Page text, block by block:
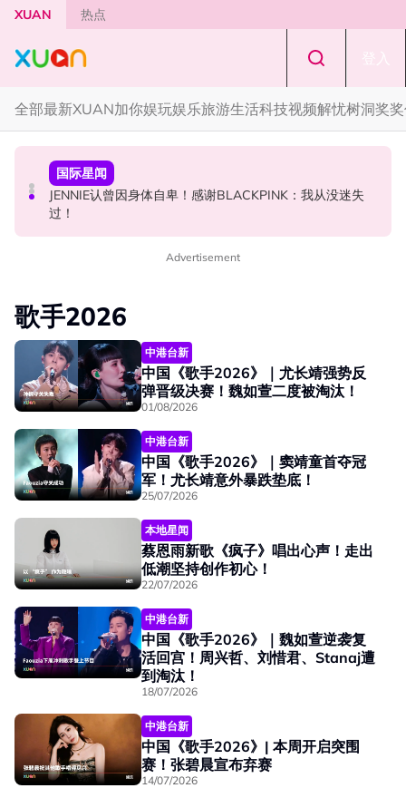
Skip to main content
XUAN 热点
登入
全部最新XUAN加你娱玩娱乐旅游生活科技视频解忧树洞奖
中港台新
网传周杰伦有私生子！杰威尔怒发声明：纯属恶意造谣！
国际星闻
JENNIE认曾因身体自卑！感谢BLACKPINK：我从没迷失
过！
中港台新
高海宁马国明新剧被指抄袭韩剧！女主角患癌造型几乎一
模一样
Advertisement
歌手2026
中港台新
中国《歌手2026》｜尤长靖强势反
弹晋级决赛！魏如萱二度被淘汰！
01/08/2026
中港台新
中国《歌手2026》｜窦靖童首夺冠
军！尤长靖意外暴跌垫底！
25/07/2026
本地星闻
蔡恩雨新歌《疯子》唱出心声！走出
低潮坚持创作初心！
22/07/2026
中港台新
中国《歌手2026》｜魏如萱逆袭复
活回宫！周兴哲、刘惜君、Stanaj遭
到淘汰！
18/07/2026
中港台新
中国《歌手2026》| 本周开启突围
赛！张碧晨宣布弃赛
14/07/2026